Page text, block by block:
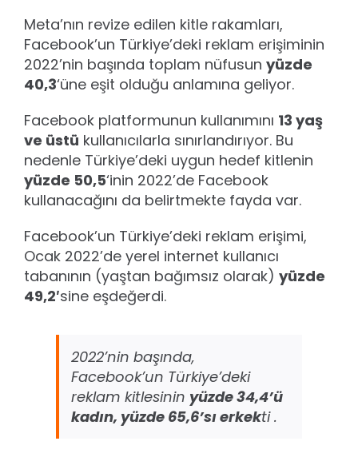
Meta’nın revize edilen kitle rakamları,
Facebook’un Türkiye’deki reklam erişiminin
2022’nin başında toplam nüfusun yüzde
40,3‘üne eşit olduğu anlamına geliyor.
Facebook platformunun kullanımını 13 yaş
ve üstü kullanıcılarla sınırlandırıyor. Bu
nedenle Türkiye’deki uygun hedef kitlenin
yüzde 50,5‘inin 2022’de Facebook
kullanacağını da belirtmekte fayda var.
Facebook’un Türkiye’deki reklam erişimi,
Ocak 2022’de yerel internet kullanıcı
tabanının (yaştan bağımsız olarak) yüzde
49,2′sine eşdeğerdi.
2022’nin başında,
Facebook’un Türkiye’deki
reklam kitlesinin yüzde 34,4’ü
kadın, yüzde 65,6’sı erkekti .